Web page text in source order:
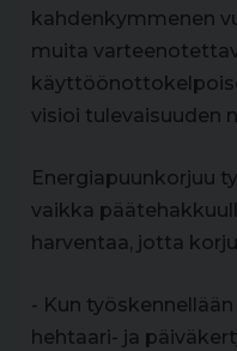
kahdenkymmenen
muita
visioi tulevaisuuden
Energiapuunkorjuu
vaikka
harventaa, jotta
- Kun
hehtaari- ja